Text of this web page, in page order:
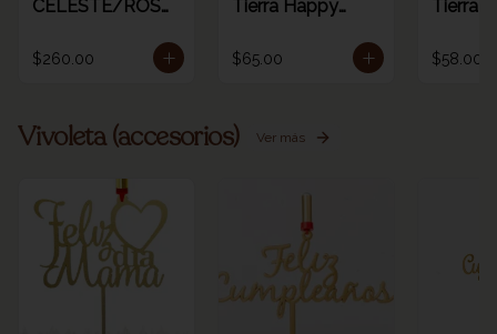
CELESTE/ROSA
$260.00
Tierra Happy
1pz
$65.00
Tierra
$58.00
Vivoleta (accesorios) Ver más